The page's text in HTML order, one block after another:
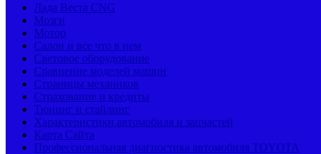
Лада Веста CNG
Мозги
Мотор
Салон и все что в нем
Световое оборудование
Сравнение моделей машин
Страницы механиков
Страхование и кредиты
Тюнинг и стайлинг
Характеристики автомобиля и запчастей
Карта Сайта
Профессиональная диагностика автомобиля TOYOTA